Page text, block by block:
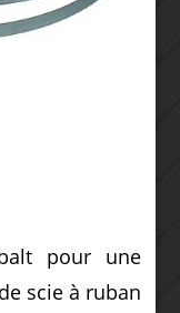
pour une
scie à ruban